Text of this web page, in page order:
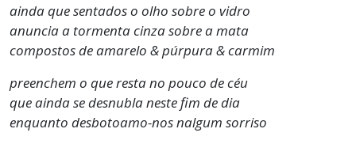
ainda que sentados o olho sobre o vidro
anuncia a tormenta cinza sobre a mata
compostos de amarelo & púrpura & carmim
preenchem o que resta no pouco de céu
que ainda se desnubla neste fim de dia
enquanto desbotoamo-nos nalgum sorriso